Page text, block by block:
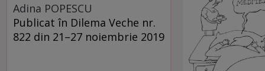
Adina POPESCU
Publicat în Dilema Veche nr.
822 din 21–27 noiembrie 2019